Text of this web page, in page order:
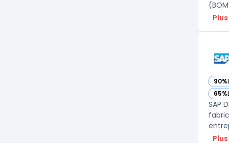
90%
—
65%
—
SAP